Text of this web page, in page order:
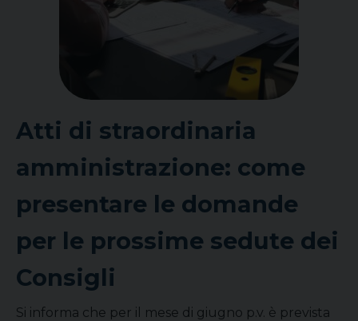
Atti di straordinaria
amministrazione: come
presentare le domande
per le prossime sedute dei
Consigli
Si informa che per il mese di giugno p.v. è prevista